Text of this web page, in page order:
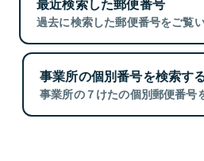
最近検索した郵便番号
過去に検索した郵便番号をご覧
事業所の個別番号を検索す
事業所の７けたの個別郵便番号